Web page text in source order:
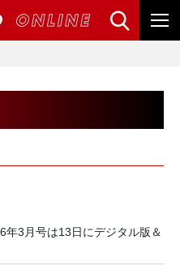
年3月号は13日にデジタル版＆